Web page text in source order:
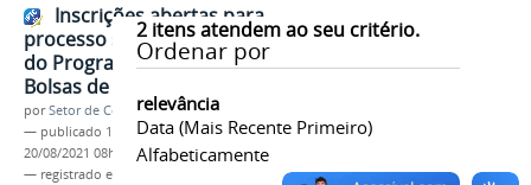
2itens atendem ao seu critério.
Ordenar por
relevância
Data (mais Recente Primeiro)
Alfabeticamente
Inscrições abertas para
processo seletivo complementar
do Programa Institucional de
Bolsas de Extensão
porSetor de Comunicação
— publicado 17/08/2021 —última modificação
20/08/2021 08h10
— registrado em:
pibex,